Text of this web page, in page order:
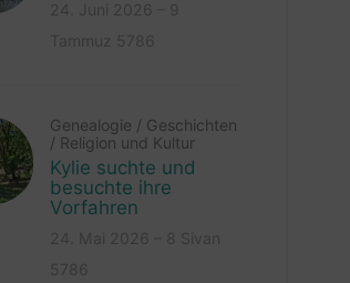
Genealogie / Geschichten
/ Religion und Kultur
Kylie suchte und
besuchte ihre
Vorfahren